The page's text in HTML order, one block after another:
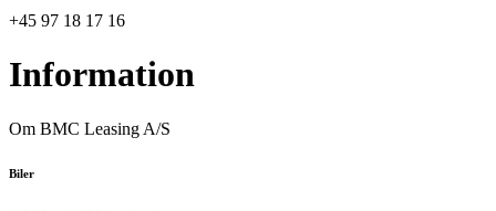
+45 97 18 17 16
Information
Om BMC Leasing A/S
Biler